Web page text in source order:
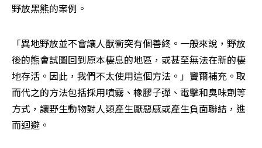
野放黑熊的案例。
「異地野放並不會讓人獸衝突有個善終。一般來說，野放
後的熊會試圖回到原本棲息的地區，或甚至無法在新的棲
地存活。因此，我們不太使用這個方法。」竇爾補充。取
而代之的方法包括採用噴霧、橡膠子彈、電擊和臭味劑等
方式，讓野生動物對人類產生厭惡感或產生負面聯結，進
而迴避。